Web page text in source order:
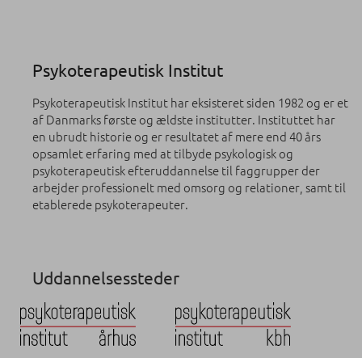
Psykoterapeutisk Institut
Psykoterapeutisk Institut har eksisteret siden 1982 og er et
af Danmarks første og ældste institutter. Instituttet har
en ubrudt historie og er resultatet af mere end 40 års
opsamlet erfaring med at tilbyde psykologisk og
psykoterapeutisk efteruddannelse til faggrupper der
arbejder professionelt med omsorg og relationer, samt til
etablerede psykoterapeuter.
Uddannelsessteder